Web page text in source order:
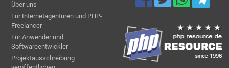
Über uns
Für Internetagenturen und PHP-
Freelancer
Für Anwender und
Softwareentwickler
Projektausschreibung